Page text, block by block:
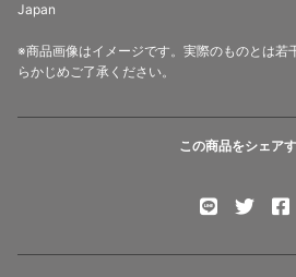
Japan
※商品画像はイメージです。実際のものとは若
らかじめご了承ください。
この商品をシェア